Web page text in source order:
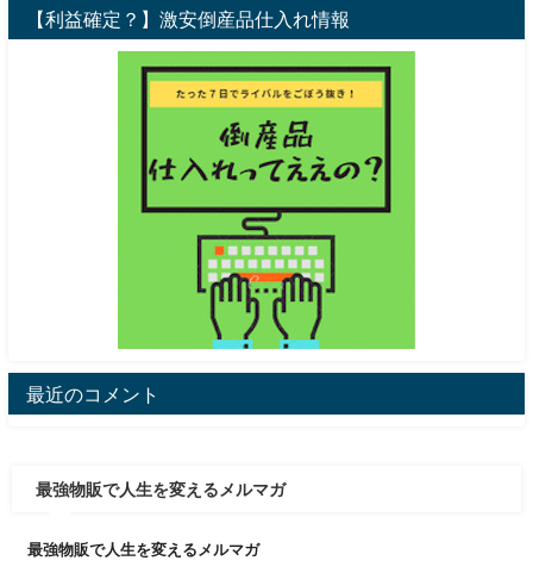
【利益確定？】激安倒産品仕入れ情報
最近のコメント
最強物販で人生を変えるメルマガ
最強物販で人生を変えるメルマガ